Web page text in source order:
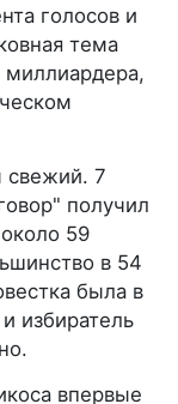
голосов и
тема
свежий. 7
получил
59
в 54
была в
избиратель
впервые